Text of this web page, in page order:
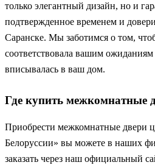
только элегантный дизайн, но и
подтвержденное временем и
Саранске. Мы заботимся о том,
соответствовала вашим
вписывалась в ваш дом.
Где купить межкомнатные
Приобрести межкомнатные двери
Белоруссии» вы можете в наших
заказать через наш официальный